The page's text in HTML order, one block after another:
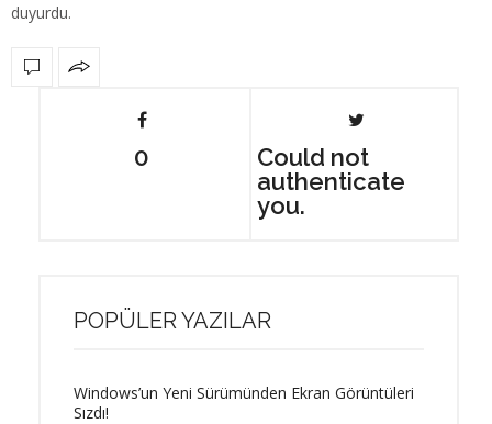
duyurdu.
0
Could not
authenticate
you.
POPÜLER YAZILAR
Windows’un Yeni Sürümünden Ekran Görüntüleri
Sızdı!